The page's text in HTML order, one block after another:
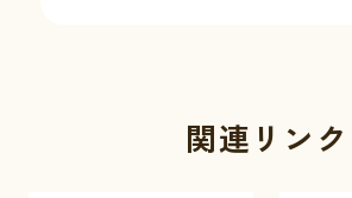
関連リンク